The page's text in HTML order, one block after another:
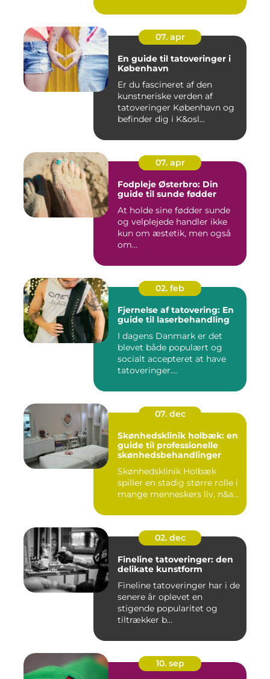
07. apr
En guide til tatoveringer i
København
Er du fascineret af den
kunstneriske verden af
tatoveringer København og
befinder dig i K&osl...
07. apr
Fodpleje Østerbro: Din
guide til sunde fødder
At holde sine fødder sunde
og velplejede handler ikke
kun om æstetik, men også
om...
02. feb
Fjernelse af tatovering: En
guide til laserbehandling
I dagens Danmark er det
blevet både populært og
socialt accepteret at have
tatoveringer....
07. dec
Skønhedsklinik holbæk: en
guide til professionelle
skønhedsbehandlinger
Skønhedsklinik Holbæk
spiller en stadig større rolle i
mange menneskers liv, n&a...
02. dec
Fineline tatoveringer: den
delikate kunstform
Fineline tatoveringer har i de
senere år oplevet en
stigende popularitet og
tiltrækker b...
10. sep